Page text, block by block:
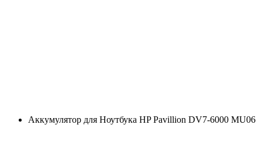
Аккумулятор для Ноутбука HP Pavillion DV7-6000 MU06